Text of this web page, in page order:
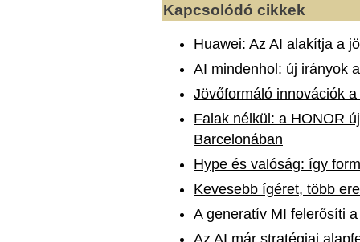
Kapcsolódó cikkek
Huawei: Az AI alakítja a
AI mindenhol: új irányok
Jövőformáló innovációk
Falak nélkül: a HONOR
Barcelonában
Hype és valóság: így
Kevesebb ígéret, több
A generatív MI felerősíti
Az AI már stratégiai